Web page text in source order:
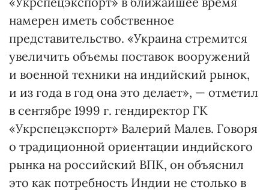
намерен иметь собственное
представительство. «Украина стремится
увеличить объемы поставок вооружений
и военной техники на индийский рынок,
и из года в год она это делает», — отметил
в сентябре 1999 г. гендиректор ГК
«Укрспецэкспорт» Валерий Малев. Говоря
о традиционной ориентации индийского
рынка на российский ВПК, он объяснил
это как потребность Индии не столько в